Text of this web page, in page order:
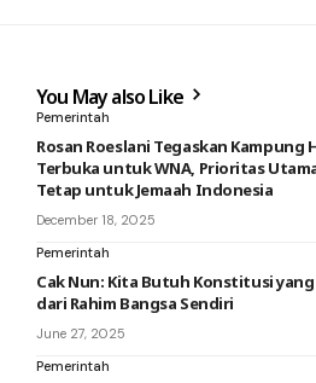
You May also Like
Pemerintah
Rosan Roeslani Tegaskan Kampung
Terbuka untuk WNA, Prioritas
Tetap untuk Jemaah Indonesia
December 18, 2025
Pemerintah
Cak Nun: Kita Butuh Konstitusi
dari Rahim Bangsa Sendiri
June 27, 2025
Pemerintah